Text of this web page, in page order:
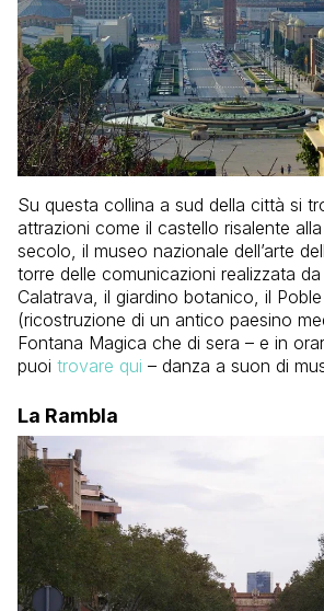
Su questa collina a sud della città si
attrazioni come il castello risalente
secolo, il museo nazionale dell’arte
torre delle comunicazioni realizzata
Calatrava, il giardino botanico, il
(ricostruzione di un antico paesino
Fontana Magica che di sera – e in
puoi trovare qui – danza a suon di
La Rambla